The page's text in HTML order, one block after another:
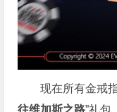
现在所有金戒
往维加斯之路”礼包